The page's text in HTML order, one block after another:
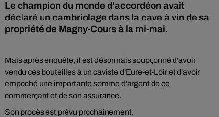
Le champion du monde d'accordéon avait
déclaré un cambriolage dans la cave à vin de sa
propriété de Magny-Cours à la mi-mai.
Mais après enquête, il est désormais soupçonné d'avoir
vendu ces bouteilles à un caviste d'Eure-et-Loir et d'avoir
empoché une importante somme d'argent de ce
commerçant et de son assurance.
Son procès est prévu prochainement.